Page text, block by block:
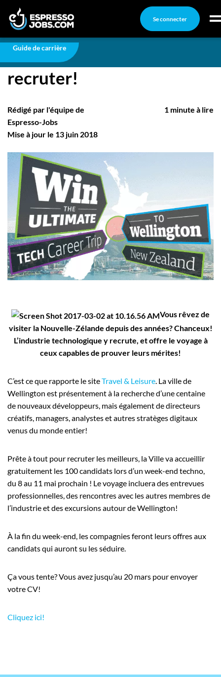
Se connecter
Connexion
Créez un compte
Recherchez un emploi
Compagnies
Ma boîte à outils
Conseils carrière
Nos chroniques
Inscrivez-vous à l'infolettre
Employeurs
Publiez une offre d'emploi
Guide de carrière
Carrière Une nouvelle façon de recruter!
Une nouvelle façon de
recruter!
Rédigé par l'équipe de
Espresso-Jobs
Mise à jour le 13 juin 2018
1 minute à lire
Vous rêvez de
visiter la Nouvelle-Zélande depuis des années? Chanceux!
L’industrie technologique y recrute, et offre le voyage à
ceux capables de prouver leurs mérites!
C’est ce que rapporte le siteTravel & Leisure . La ville de
Wellington est présentement à la recherche d’une centaine
de nouveaux développeurs, mais également de directeurs
créatifs, managers, analystes et autres stratèges digitaux
venus du monde entier!
Prête à tout pour recruter les meilleurs, la Ville va accueillir
gratuitement les 100 candidats lors d’un week-end techno,
du 8 au 11 mai prochain ! Le voyage incluera des entrevues
professionnelles, des rencontres avec les autres membres de
l’industrie et des excursions autour de Wellington!
À la fin du week-end, les compagnies feront leurs offres aux
candidats qui auront su les séduire.
Ça vous tente? Vous avez jusqu’au 20 mars pour envoyer
votre CV!
Cliquez ici!